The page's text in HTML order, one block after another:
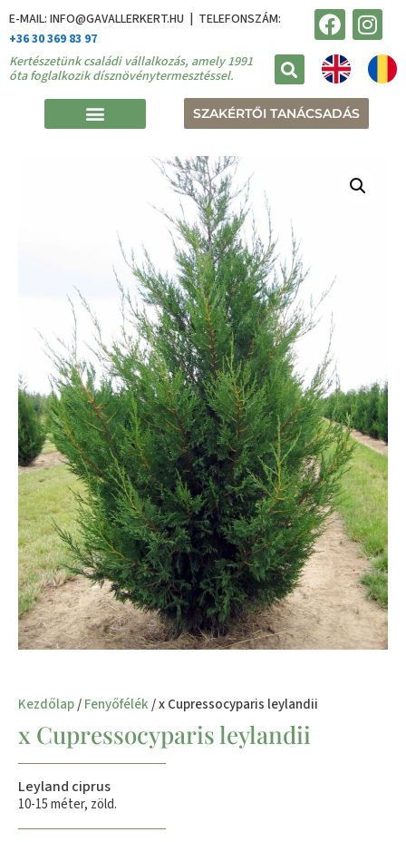
E-MAIL: INFO@GAVALLERKERT.HU | TELEFONSZÁM:
+36 30 369 83 97
Kertészetünk családi vállalkozás, amely 1991
óta foglalkozik dísznövénytermesztéssel.
SZAKÉRTŐI TANÁCSADÁS
Kezdőlap/Fenyőfélék/ x Cupressocyparis leylandii
x Cupressocyparis leylandii
Leyland ciprus
10-15 méter, zöld.